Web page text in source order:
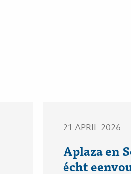
21 APRIL 2026
Aplaza en
écht